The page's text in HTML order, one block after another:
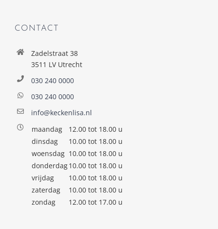
CONTACT
Zadelstraat 38
3511 LV Utrecht
030 240 0000
030 240 0000
info@keckenlisa.nl
maandag
12.00 tot 18.00 u
dinsdag
10.00 tot 18.00 u
woensdag 10.00 tot 18.00 u
donderdag10.00 tot 18.00 u
vrijdag
10.00 tot 18.00 u
zaterdag
10.00 tot 18.00 u
zondag
12.00 tot 17.00 u